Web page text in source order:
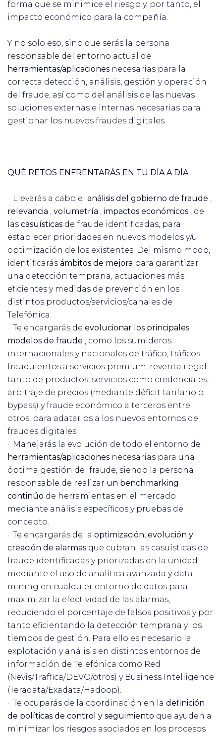
forma que se minimice el riesgo y, por tanto, el
impacto económico para la compañía.
Y no solo eso, sino que serás la persona
responsable del entorno actual de
herramientas/aplicaciones necesarias para la
correcta detección, análisis, gestión y operación
del fraude, así como del análisis de las nuevas
soluciones externas e internas necesarias para
gestionar los nuevos fraudes digitales.
QUÉ RETOS ENFRENTARÁS EN TU DÍA A DÍA:
· Llevarás a cabo el análisis del gobierno de fraude ,
relevancia , volumetría , impactos económicos , de
las casuísticas de fraude identificadas, para
establecer prioridades en nuevos modelos y/u
optimización de los existentes. Del mismo modo,
identificarás ámbitos de mejora para garantizar
una detección temprana, actuaciones más
eficientes y medidas de prevención en los
distintos productos/servicios/canales de
Telefónica.
· Te encargarás de evolucionar los principales
modelos de fraude , como los sumideros
internacionales y nacionales de tráfico, tráficos
fraudulentos a servicios premium, reventa ilegal
tanto de productos, servicios como credenciales,
arbitraje de precios (mediante déficit tarifario o
bypass) y fraude económico a terceros entre
otros, para adatarlos a los nuevos entornos de
fraudes digitales.
· Manejarás la evolución de todo el entorno de
herramientas/aplicaciones necesarias para una
óptima gestión del fraude, siendo la persona
responsable de realizar un benchmarking
continúo de herramientas en el mercado
mediante análisis específicos y pruebas de
concepto.
· Te encargarás de la optimización, evolución y
creación de alarmas que cubran las casuísticas de
fraude identificadas y priorizadas en la unidad
mediante el uso de analítica avanzada y data
mining en cualquier entorno de datos para
maximizar la efectividad de las alarmas,
reduciendo el porcentaje de falsos positivos y por
tanto eficientando la detección temprana y los
tiempos de gestión. Para ello es necesario la
explotación y análisis en distintos entornos de
información de Telefónica como Red
(Nevis/Traffica/DEVO/otros) y Business Intelligence
(Teradata/Exadata/Hadoop).
· Te ocuparás de la coordinación en la definición
de políticas de control y seguimiento que ayuden a
minimizar los riesgos asociados en los procesos